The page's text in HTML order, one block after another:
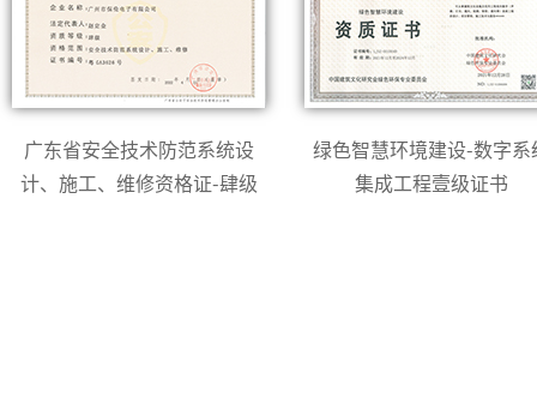
广东省安全技术防范系统设
计、施工、维修资格证-肆级
绿色智慧环境建设-数字系
集成工程壹级证书